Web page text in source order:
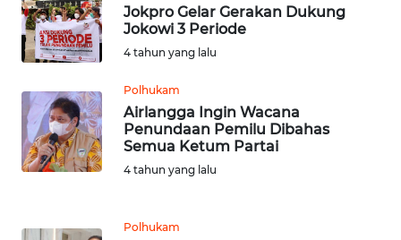
Jokpro Gelar Gerakan Dukung
Jokowi 3 Periode
4 tahun yang lalu
Polhukam
Airlangga Ingin Wacana
Penundaan Pemilu Dibahas
Semua Ketum Partai
4 tahun yang lalu
Polhukam
WN
PAKPAK
KARAWANG
WN
BEKASI
BOGOR